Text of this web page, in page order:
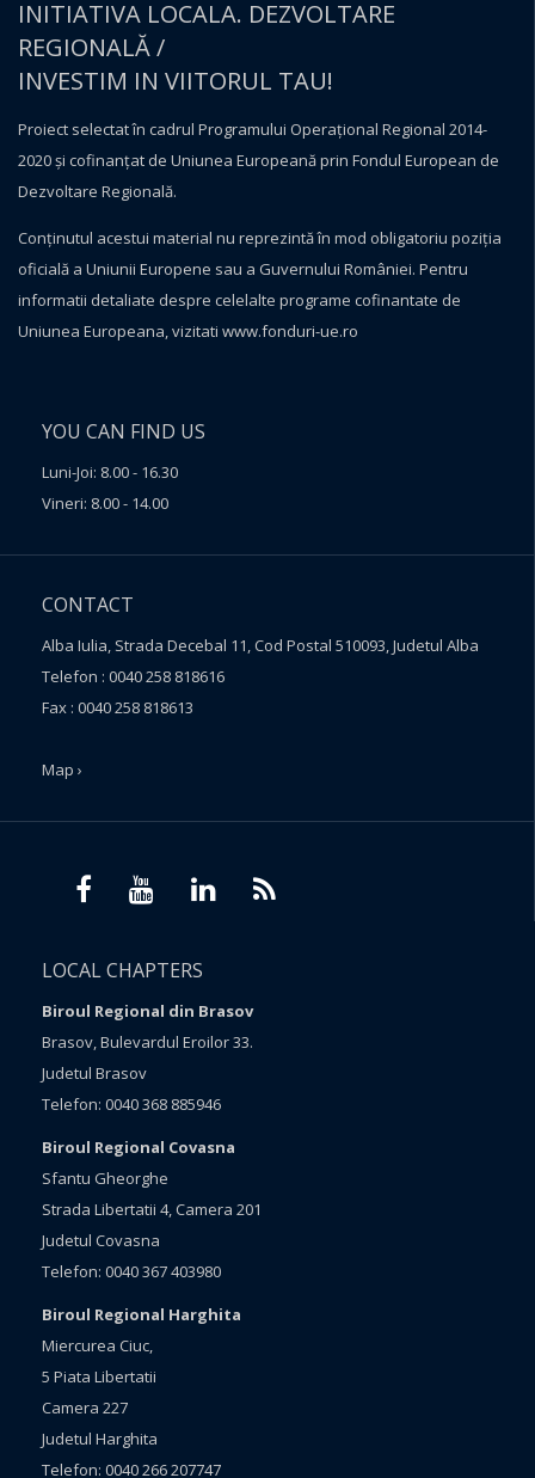
INITIATIVA LOCALA. DEZVOLTARE
REGIONALĂ /
INVESTIM IN VIITORUL TAU!
Proiect selectat în cadrul Programului Operațional Regional 2014-
2020 și cofinanțat de Uniunea Europeană prin Fondul European de
Dezvoltare Regională.
Conţinutul acestui material nu reprezintă în mod obligatoriu poziţia
oficială a Uniunii Europene sau a Guvernului României. Pentru
informatii detaliate despre celelalte programe cofinantate de
Uniunea Europeana, vizitati www.fonduri-ue.ro
YOU CAN FIND US
Luni-Joi: 8.00 - 16.30
Vineri: 8.00 - 14.00
CONTACT
Alba Iulia, Strada Decebal 11, Cod Postal 510093, Judetul Alba
Telefon : 0040 258 818616
Fax : 0040 258 818613
Map ›
LOCAL CHAPTERS
Biroul Regional din Brasov
Brasov, Bulevardul Eroilor 33.
Judetul Brasov
Telefon: 0040 368 885946
Biroul Regional Covasna
Sfantu Gheorghe
Strada Libertatii 4, Camera 201
Judetul Covasna
Telefon: 0040 367 403980
Biroul Regional Harghita
Miercurea Ciuc,
5 Piata Libertatii
Camera 227
Judetul Harghita
Telefon: 0040 266 207747